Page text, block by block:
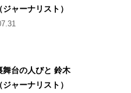
ャーナリスト）
舞台の人びと 鈴木
ャーナリスト）